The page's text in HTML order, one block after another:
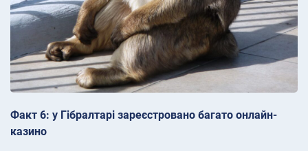
Факт 6: у Гібралтарі зареєстровано багато онлайн-
казино